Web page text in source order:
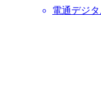
電通デジ